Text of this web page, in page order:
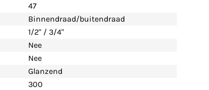
47
Binnendraad/buitendraad
1/2" / 3/4"
Nee
Nee
Glanzend
300